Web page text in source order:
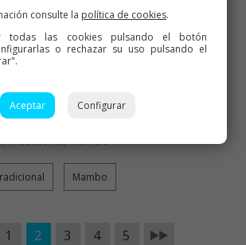
con anacardos
la salsa pesto con piñones, pero
ha pu…
,Tradicional,Mambo
Mambo
1 2 3 4 5
consulte la política de cookies.
todas las cookies pulsando el botón
o rechazar su uso pulsando el
Aceptar Configurar